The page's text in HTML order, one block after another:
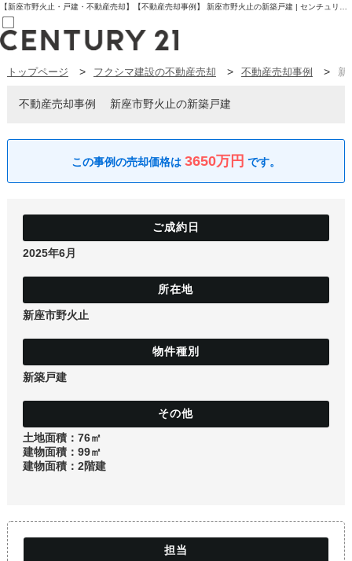
売買部
賃貸部
お気に入り物件一覧
物件を探す
条件から探す
学区から探す
住宅ローン控除シミュレータ
新築戸建て
マンション
トップページ フクシマ建設の不動産売却 不動産売却事例 新
不動産売却事例 新座市野火止の新築戸建
3650万円
2025年6月
新座市野火止
新築戸建
土地面積：76㎡
建物面積：99㎡
建物面積：2階建